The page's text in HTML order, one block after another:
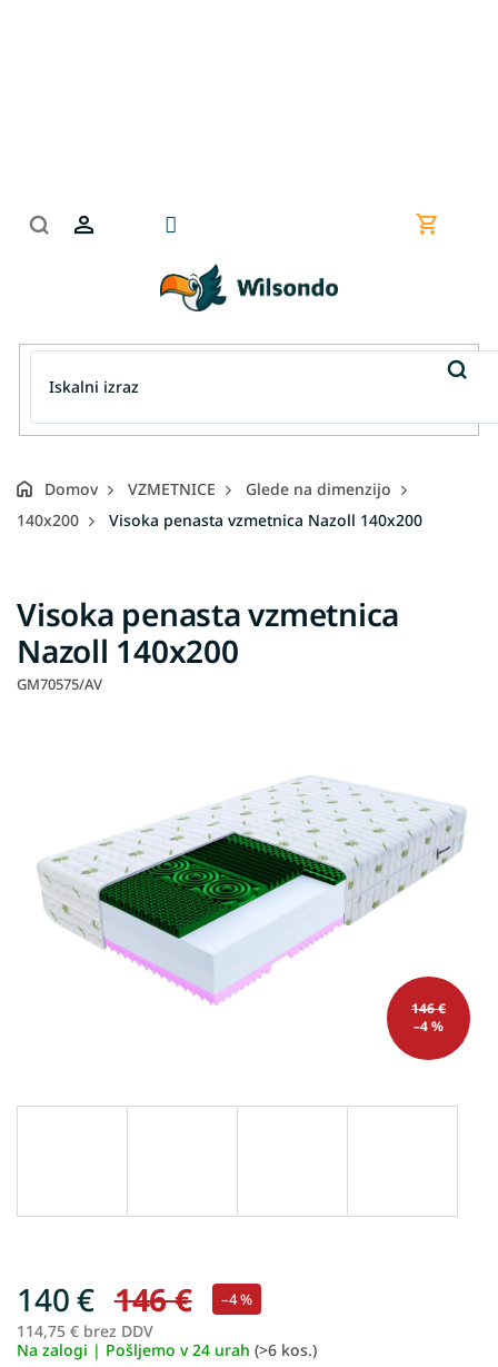
Domov VZMETNICE
Glede na dimenzijo
140x200
Visoka penasta vzmetnica Nazoll 140x200
Visoka penasta vzmetnica
Nazoll 140x200
GM70575/AV
146 €
–4 %
146 € –4 %
140 €
114,75 € brez DDV
Na zalogi | Pošljemo v 24 urah (>6 kos.)